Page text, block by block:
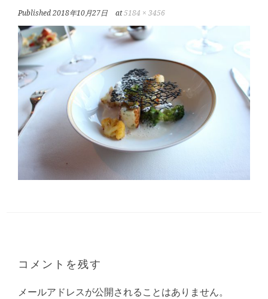
Published2018年10月27日 at5184 × 3456
コメントを残す
メールアドレスが公開されることはありません。